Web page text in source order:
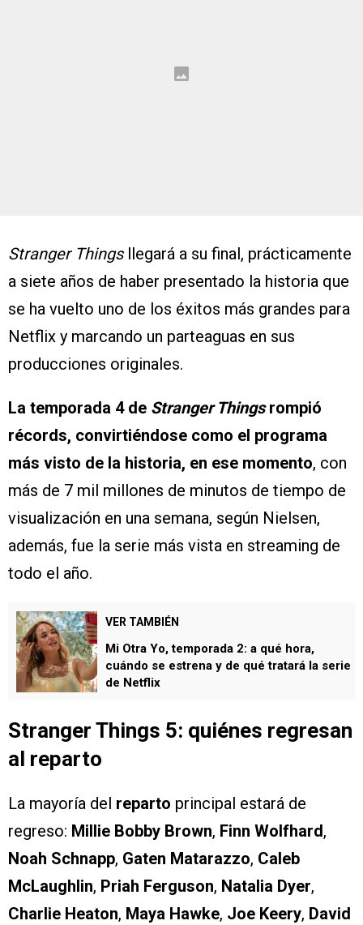
Stranger Things llegará a su final, prácticamente
a siete años de haber presentado la historia que
se ha vuelto uno de los éxitos más grandes para
Netflix y marcando un parteaguas en sus
producciones originales.
La temporada 4 de Stranger Thingsrompió
récords, convirtiéndose como el programa
más visto de la historia, en ese momento, con
más de 7 mil millones de minutos de tiempo de
visualización en una semana, según Nielsen,
además, fue la serie más vista en streaming de
todo el año.
VER TAMBIÉN
Mi Otra Yo, temporada 2: a qué hora,
cuándo se estrena y de qué tratará la serie
de Netflix
Stranger Things 5: quiénes regresan
al reparto
La mayoría del reparto principal estará de
regreso: Millie Bobby Brown, Finn Wolfhard,
Noah Schnapp, Gaten Matarazzo, Caleb
McLaughlin, Priah Ferguson, Natalia Dyer,
Charlie Heaton, Maya Hawke, Joe Keery, David